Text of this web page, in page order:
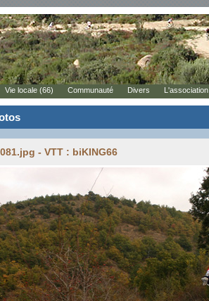
- VTT : biKING66
Vie locale (66) Communauté Divers L'association